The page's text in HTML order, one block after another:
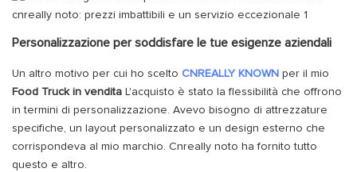
Personalizzazione per soddisfare le tue esigenze aziendali
Un altro motivo per cui ho scelto CNREALLY KNOWN per il mio
Food Truck in vendita L'acquisto è stato la flessibilità che offrono
in termini di personalizzazione. Avevo bisogno di attrezzature
specifiche, un layout personalizzato e un design esterno che
corrispondeva al mio marchio. Cnreally noto ha fornito tutto
questo e altro.